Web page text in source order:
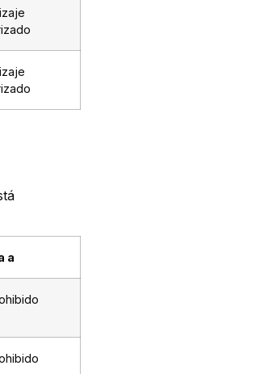
a